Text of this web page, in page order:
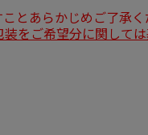
とあらかじめご了承
装をご希望分に関して